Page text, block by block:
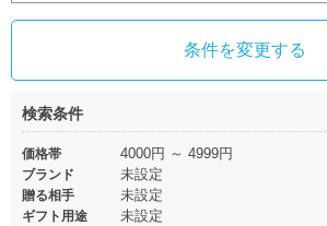
条件を変更する
検索条件
価格帯 4000円 ～ 4999円
ブランド 未設定
贈る相手 未設定
ギフト用途 未設定